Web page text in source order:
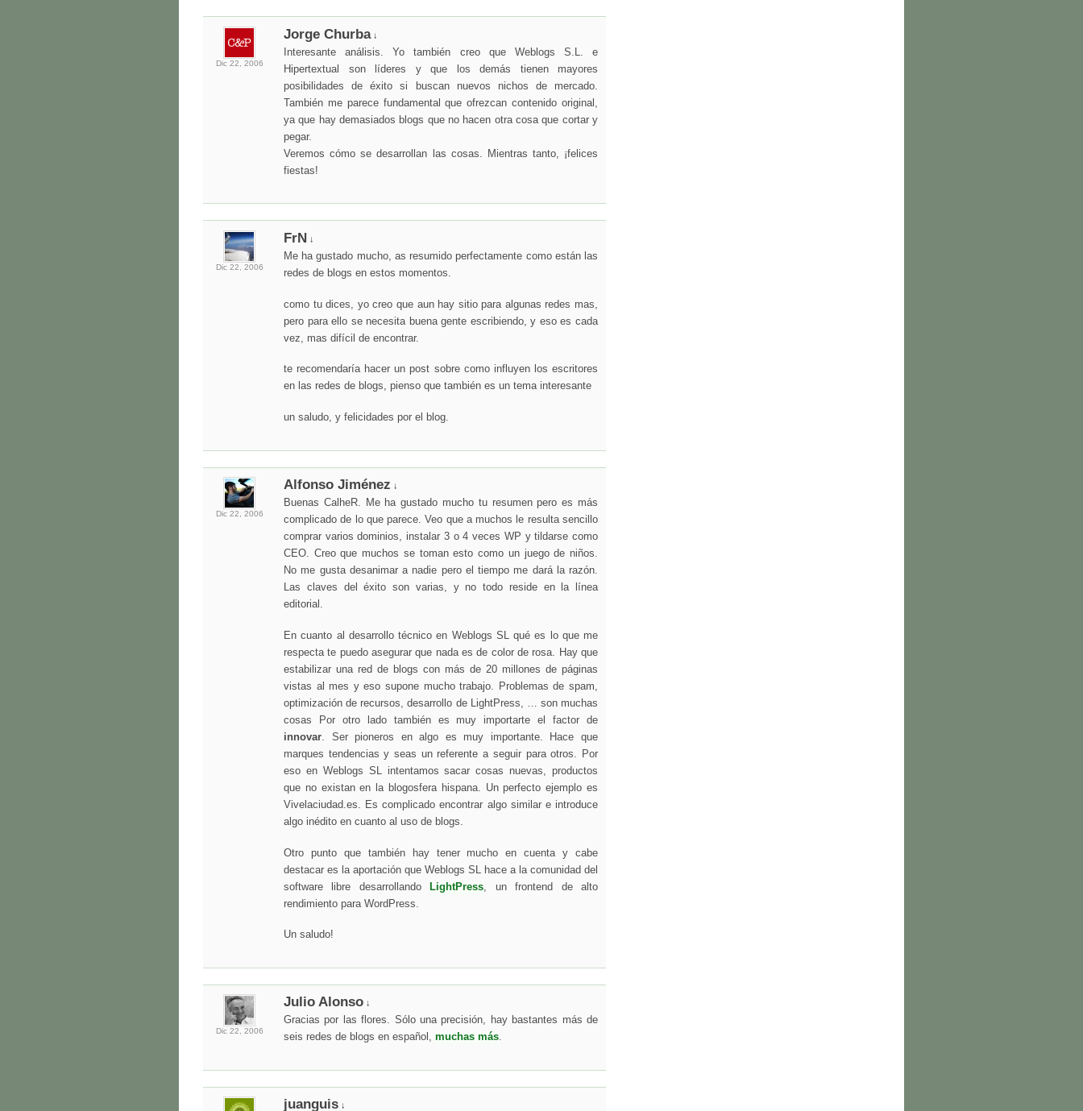
Dic 22, 2006
Jorge Churba↓
Interesante análisis. Yo también creo que Weblogs S.L. e
Hipertextual son líderes y que los demás tienen mayores
posibilidades de éxito si buscan nuevos nichos de mercado.
También me parece fundamental que ofrezcan contenido original,
ya que hay demasiados blogs que no hacen otra cosa que cortar y
pegar.
Veremos cómo se desarrollan las cosas. Mientras tanto, ¡felices
fiestas!
Dic 22, 2006
FrN ↓
Me ha gustado mucho, as resumido perfectamente como están las
redes de blogs en estos momentos.
como tu dices, yo creo que aun hay sitio para algunas redes mas,
pero para ello se necesita buena gente escribiendo, y eso es cada
vez, mas difícil de encontrar.
te recomendaría hacer un post sobre como influyen los escritores
en las redes de blogs, pienso que también es un tema interesante
un saludo, y felicidades por el blog.
Dic 22, 2006
Alfonso Jiménez ↓
Buenas CalheR. Me ha gustado mucho tu resumen pero es más
complicado de lo que parece. Veo que a muchos le resulta sencillo
comprar varios dominios, instalar 3 o 4 veces WP y tildarse como
CEO. Creo que muchos se toman esto como un juego de niños.
No me gusta desanimar a nadie pero el tiempo me dará la razón.
Las claves del éxito son varias, y no todo reside en la línea
editorial.
En cuanto al desarrollo técnico en Weblogs SL qué es lo que me
respecta te puedo asegurar que nada es de color de rosa. Hay que
estabilizar una red de blogs con más de 20 millones de páginas
vistas al mes y eso supone mucho trabajo. Problemas de spam,
optimización de recursos, desarrollo de LightPress, … son muchas
cosas Por otro lado también es muy importarte el factor de
innovar. Ser pioneros en algo es muy importante. Hace que
marques tendencias y seas un referente a seguir para otros. Por
eso en Weblogs SL intentamos sacar cosas nuevas, productos
que no existan en la blogosfera hispana. Un perfecto ejemplo es
Vivelaciudad.es. Es complicado encontrar algo similar e introduce
algo inédito en cuanto al uso de blogs.
Otro punto que también hay tener mucho en cuenta y cabe
destacar es la aportación que Weblogs SL hace a la comunidad del
software libre desarrollando
LightPress , un frontend de alto
rendimiento para WordPress.
Un saludo!
Dic 22, 2006
Julio Alonso ↓
Gracias por las flores. Sólo una precisión, hay bastantes más de
seis redes de blogs en español, muchas más.
juanguis ↓